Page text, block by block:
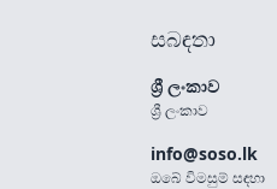
සබඳතා
ශ්‍රී ලංකාව
ශ්‍රී ලංකාව
info@soso.lk
ඔබේ විමසුම් සඳහා